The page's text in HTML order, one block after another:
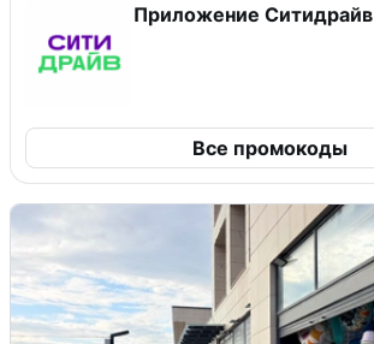
Приложение Ситидрайв
Все промокоды